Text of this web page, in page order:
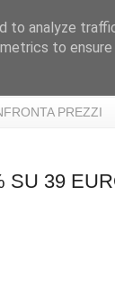
PREZZI
SU 39
analyze
to